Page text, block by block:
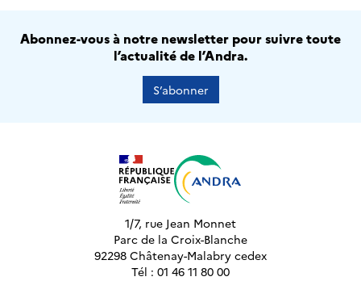
Abonnez-vous à notre newsletter pour suivre toute
l’actualité de l’Andra.
S’abonner
1/7, rue Jean Monnet
Parc de la Croix-Blanche
92298 Châtenay-Malabry cedex
Tél : 01 46 11 80 00